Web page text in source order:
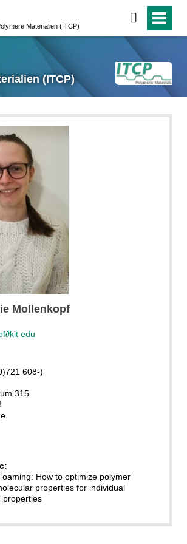
Materialien (ITCP)
(ITCP)
Mollenkopf
∂kit edu
608-)
315
How to optimize polymer
properties for individual
properties